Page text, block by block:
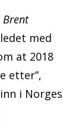
Brent
med
at 2018
etter”,
i Norges